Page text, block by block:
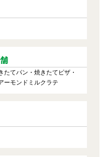
たてパン・焼きたてピザ・
ーモンドミルクラテ